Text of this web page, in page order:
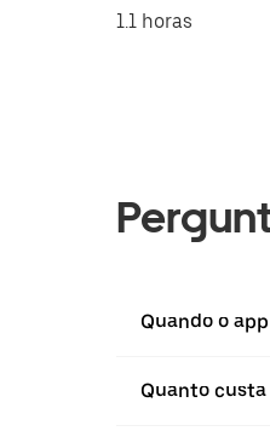
1.1 horas
Quando o
Quanto custa